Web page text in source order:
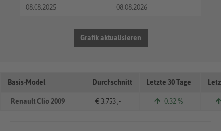
Grafik aktualisieren
Basis-Model Durchschnitt Letzte 30 Tage
Renault Clio 2009 € 3.753 ,- 0.32 %